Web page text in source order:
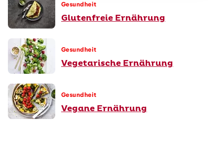
Gesundheit
Glutenfreie Ernährung
Gesundheit
Vegetarische Ernährung
Gesundheit
Vegane Ernährung